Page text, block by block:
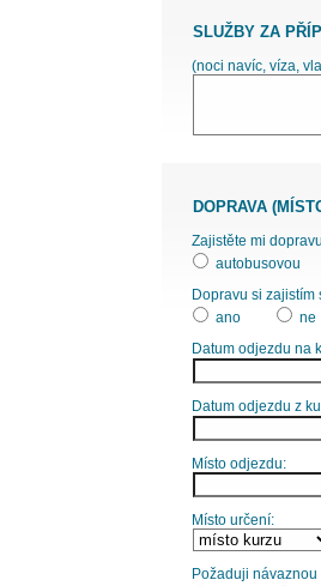
SLUŽBY ZA
(noci navíc, víza,
DOPRAVA
Zajistěte mi
autobusovou
Dopravu si zajistím
ano
ne
Datum odjezdu na
Datum odjezdu z
Místo odjezdu:
Místo určení:
Požaduji